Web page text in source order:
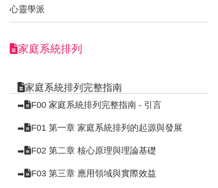
心靈學派
家庭系統排列
家庭系統排列完整指南
➡️ F00 家庭系統排列完整指南 - 引言
➡️ F01 第一章 家庭系統排列的起源與發展
➡️ F02 第二章 核心原理與理論基礎
➡️ F03 第三章 應用領域與實際效益